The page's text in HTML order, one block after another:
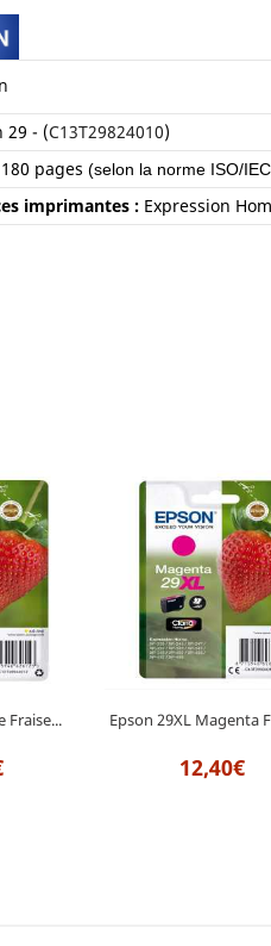
29 - (C13T29824010)
180 pages (selon la norme ISO/
imprimantes : Expression
Fraise... Epson 29XL Magenta
12,40€